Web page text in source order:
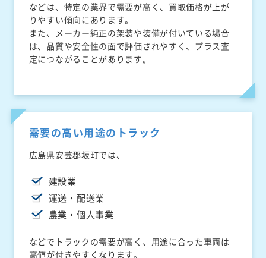
などは、特定の業界で需要が高く、買取価格が上が
りやすい傾向にあります。
また、メーカー純正の架装や装備が付いている場合
は、品質や安全性の面で評価されやすく、プラス査
定につながることがあります。
需要の高い用途のトラック
広島県安芸郡坂町では、
建設業
運送・配送業
農業・個人事業
などでトラックの需要が高く、用途に合った車両は
高値が付きやすくなります。